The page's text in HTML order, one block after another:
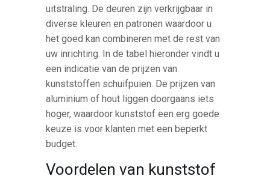
uitstraling. De deuren zijn verkrijgbaar in
diverse kleuren en patronen waardoor u
het goed kan combineren met de rest van
uw inrichting. In de tabel hieronder vindt u
een indicatie van de prijzen van
kunststoffen schuifpuien. De prijzen van
aluminium of hout liggen doorgaans iets
hoger, waardoor kunststof een erg goede
keuze is voor klanten met een beperkt
budget.
Voordelen van kunststof